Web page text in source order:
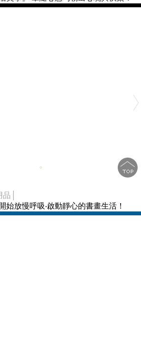
│
始放慢呼吸‧啟動靜心的書畫生活！